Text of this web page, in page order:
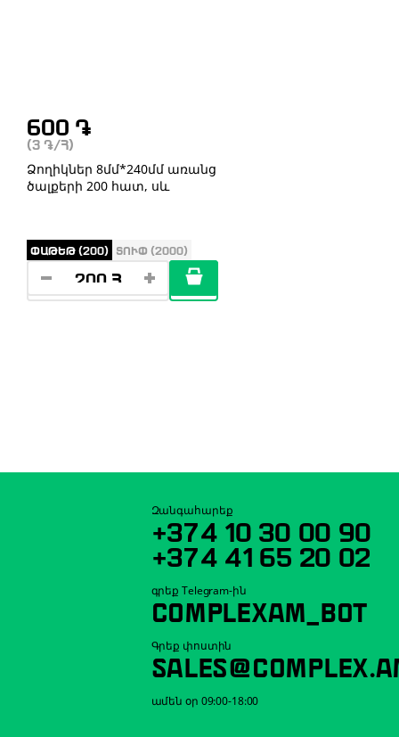
600 ֏
(3 ֏ /Հ)
Ձողիկներ 8մմ*240մմ առանց
ծալքերի 200 հատ, սև
ՓԱԹԵԹ (200) ՏՈՒՓ (2000)
Զանգահարեք
+374 10 30 00 90
+374 41 65 20 02
գրեք Telegram-ին
COMPLEXAM_BOT
Գրեք փոստին
ամեն օր 09:00-18:00